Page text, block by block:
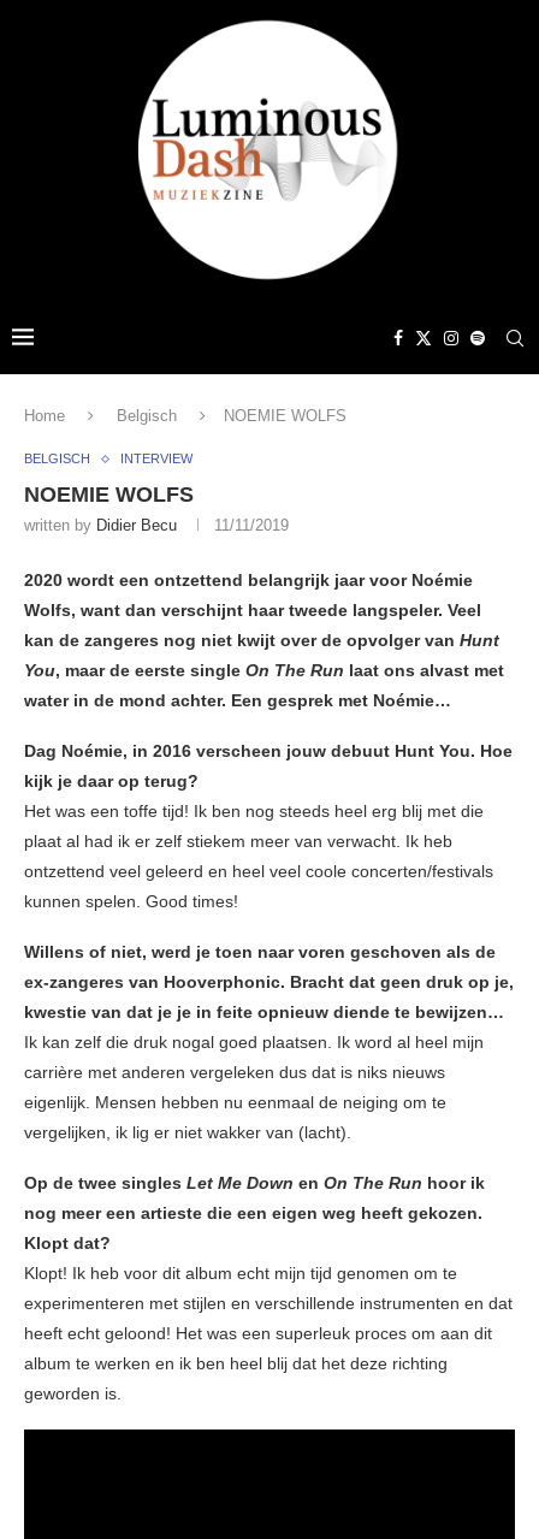
Home Belgisch NOEMIE WOLFS
BELGISCH INTERVIEW
NOEMIE WOLFS
written by Didier Becu 11/11/2019
2020 wordt een ontzettend belangrijk jaar voor Noémie
Wolfs, want dan verschijnt haar tweede langspeler. Veel
kan de zangeres nog niet kwijt over de opvolger van Hunt
You, maar de eerste single On The Run laat ons alvast met
water in de mond achter. Een gesprek met Noémie…
Dag Noémie, in 2016 verscheen jouw debuut Hunt You. Hoe
kijk je daar op terug?
Het was een toffe tijd! Ik ben nog steeds heel erg blij met die
plaat al had ik er zelf stiekem meer van verwacht. Ik heb
ontzettend veel geleerd en heel veel coole concerten/festivals
kunnen spelen. Good times!
Willens of niet, werd je toen naar voren geschoven als de
ex-zangeres van Hooverphonic. Bracht dat geen druk op je,
kwestie van dat je je in feite opnieuw diende te bewijzen…
Ik kan zelf die druk nogal goed plaatsen. Ik word al heel mijn
carrière met anderen vergeleken dus dat is niks nieuws
eigenlijk. Mensen hebben nu eenmaal de neiging om te
vergelijken, ik lig er niet wakker van (lacht).
Op de twee singles Let Me Down en On The Run hoor ik
nog meer een artieste die een eigen weg heeft gekozen.
Klopt dat?
Klopt! Ik heb voor dit album echt mijn tijd genomen om te
experimenteren met stijlen en verschillende instrumenten en dat
heeft echt geloond! Het was een superleuk proces om aan dit
album te werken en ik ben heel blij dat het deze richting
geworden is.